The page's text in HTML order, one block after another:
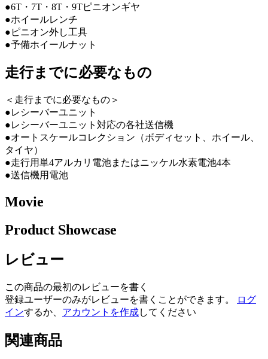
●6T・7T・8T・9Tピニオンギヤ
●ホイールレンチ
●ピニオン外し工具
●予備ホイールナット
走行までに必要なもの
＜走行までに必要なもの＞
●レシーバーユニット
●レシーバーユニット対応の各社送信機
●オートスケールコレクション（ボディセット、ホイール、
タイヤ）
●走行用単4アルカリ電池またはニッケル水素電池4本
●送信機用電池
Movie
Product Showcase
レビュー
この商品の最初のレビューを書く
登録ユーザーのみがレビューを書くことができます。
ログ
インするか、 アカウントを作成してください
関連商品